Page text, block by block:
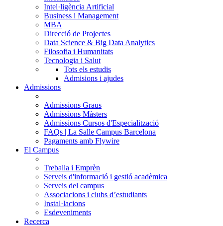
Intel·ligència Artificial
Business i Management
MBA
Direcció de Projectes
Data Science & Big Data Analytics
Filosofia i Humanitats
Tecnologia i Salut
Tots els estudis
Admisions i ajudes
Admissions
Admissions Graus
Admissions Màsters
Admissions Cursos d'Especialització
FAQs | La Salle Campus Barcelona
Pagaments amb Flywire
El Campus
Treballa i Emprèn
Serveis d'informació i gestió acadèmica
Serveis del campus
Associacions i clubs d’estudiants
Instal·lacions
Esdeveniments
Recerca